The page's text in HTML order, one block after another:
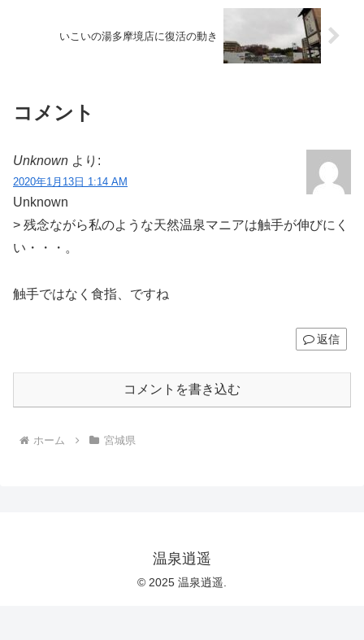
いこいの湯多摩境店に復活の動き
コメント
Unknown より:
2020年1月13日 1:14 AM
Unknown
> 残念ながら私のような天然温泉マニアは触手が伸びにく
い・・・。
触手ではなく食指、ですね
返信
コメントを書き込む
ホーム 宮城県
温泉逍遥
© 2025 温泉逍遥.